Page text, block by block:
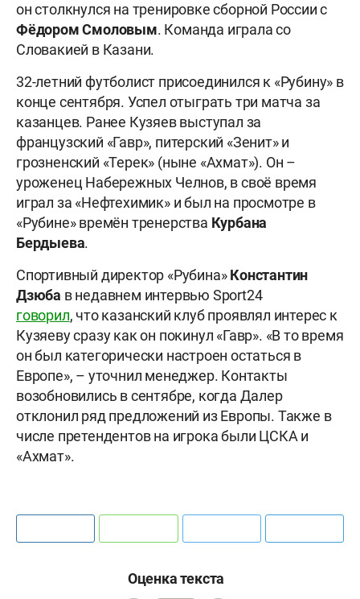
он столкнулся на тренировке сборной России с
ФёдоромСмоловым. Команда играла со
Словакией в Казани.
32-летний футболист присоединился к «Рубину» в
конце сентября. Успел отыграть три матча за
казанцев. Ранее Кузяев выступал за
французский «Гавр», питерский «Зенит» и
грозненский «Терек» (ныне «Ахмат»). Он –
уроженец Набережных Челнов, в своё время
играл за «Нефтехимик» и был на просмотре в
«Рубине» времён тренерства Курбана
Бердыева.
Спортивный директор «Рубина»Константин
Дзюба в недавнем интервью Sport24
говорил, что казанский клуб проявлял интерес к
Кузяеву сразу как он покинул «Гавр». «В то время
он был категорически настроен остаться в
Европе», – уточнил менеджер. Контакты
возобновились в сентябре, когда Далер
отклонил ряд предложений из Европы. Также в
числе претендентов на игрока были ЦСКА и
«Ахмат».
Оценка текста